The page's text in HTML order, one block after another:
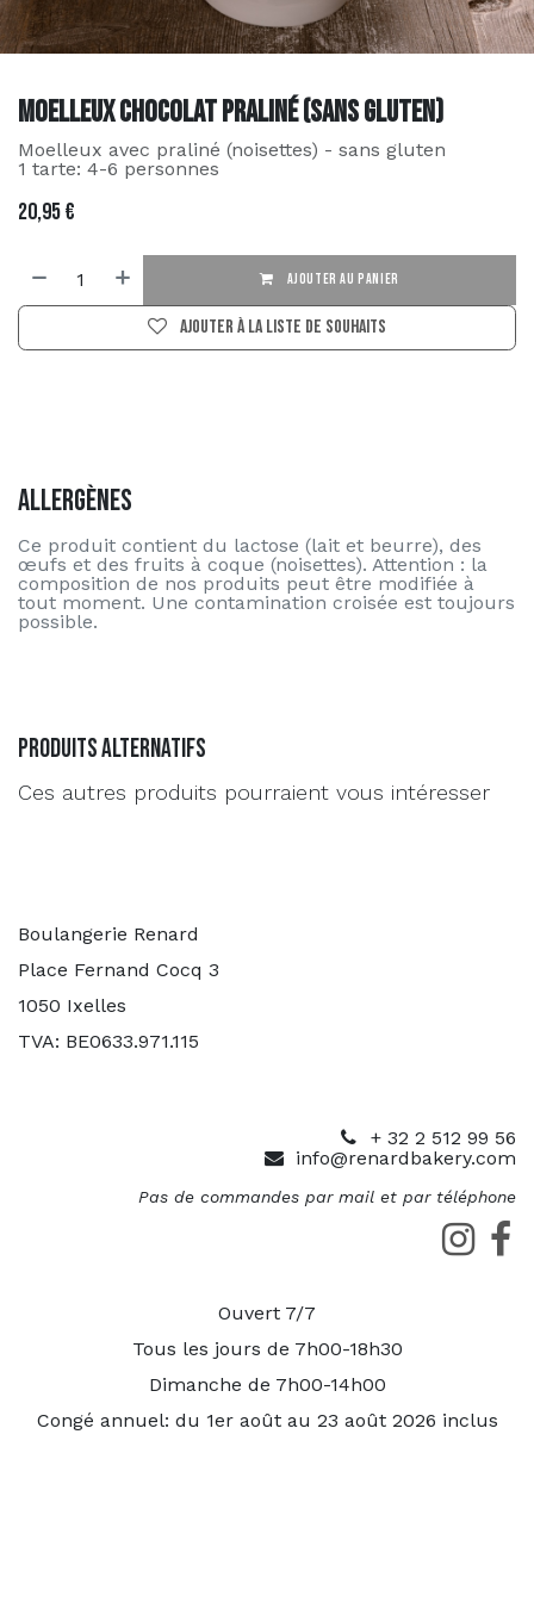
Moelleux chocolat praliné (sans gluten)
Moelleux avec praliné (noisettes) - sans gluten
1 tarte: 4-6 personnes
20,95€
AJOUTER AU PANIER
Ajouter à la liste de souhaits
Allergènes
Ce produit contient du lactose (lait et beurre), des
œufs et des fruits à coque (noisettes). Attention : la
composition de nos produits peut être modifiée à
tout moment. Une contamination croisée est toujours
possible.
Produits alternatifs
Ces autres produits pourraient vous intéresser
Boulangerie Renard
Place Fernand Cocq 3
1050 Ixelles
TVA: BE0633.971.115
+ 32 2 512 99 56
info@renardbakery.com
Pas de commandes par mail et par téléphone
Ouvert 7/7
Tous les jours de 7h00-18h30
Dimanche de 7h00-14h00
Congé annuel: du 1er août au 23 août 2026 inclus